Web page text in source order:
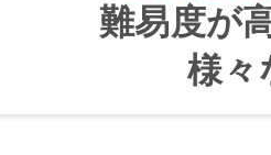
難易度が
様々